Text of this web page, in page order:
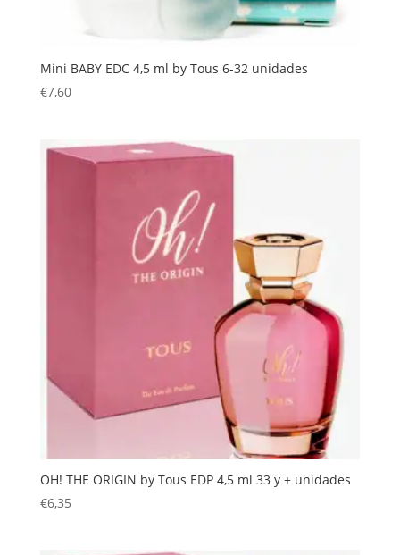
Mini BABY EDC 4,5 ml by Tous 6-32 unidades
€7,60
OH! THE ORIGIN by Tous EDP 4,5 ml 33 y + unidades
€6,35